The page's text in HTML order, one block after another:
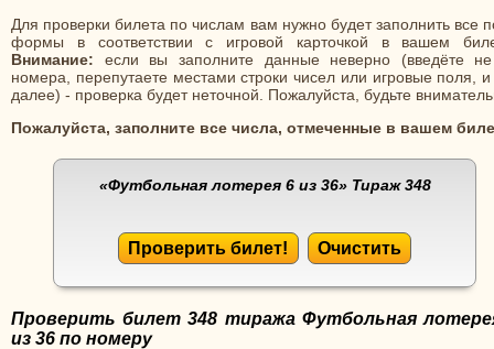
Для проверки билета по числам вам нужно будет заполнить все
формы в соответствии с игровой карточкой в вашем
Внимание: если вы заполните данные неверно (введёте
номера, перепутаете местами строки чисел или игровые поля, и
далее) - проверка будет неточной. Пожалуйста, будьте
Пожалуйста, заполните все числа, отмеченные в вашем
«Футбольная лотерея 6 из 36» Тираж 348
Проверить билет! Очистить
Проверить билет 348 тиража Футбольная
из 36 по номеру